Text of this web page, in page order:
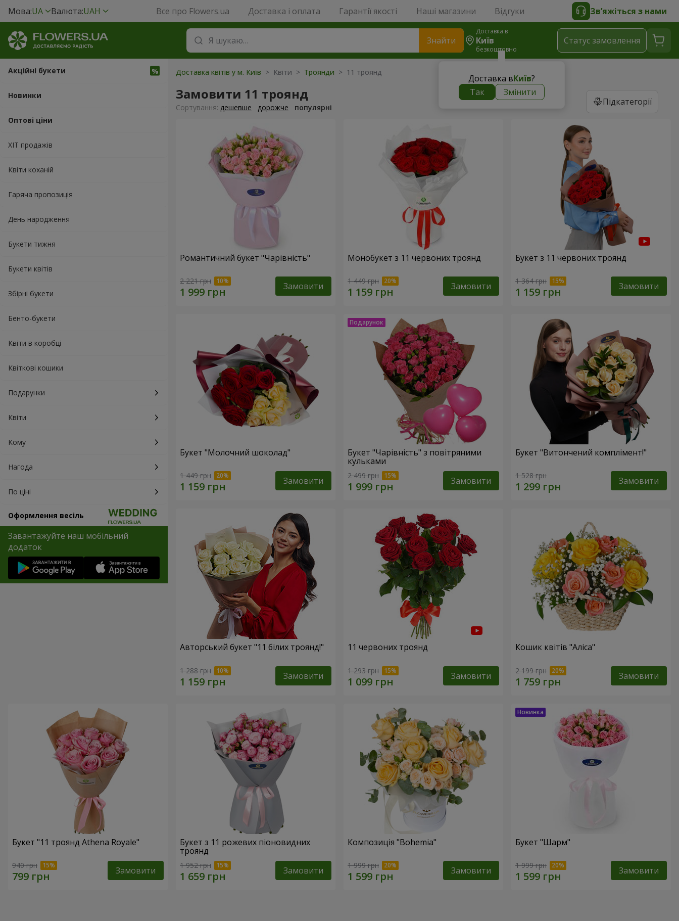
Мова:UA Валюта:UAH Все про Flowers.ua Доставка і оплата Гарантії якості Наші магазини Відгуки Зв’яжіться з нами
Знайти
Доставка в
Київ
безкоштовно
Доставка вКиїв?
Так
Змінити
Статус замовлення
Акційні букети
Новинки
Оптові ціни
ХІТ продажів
Квіти коханій
Гаряча пропозиція
День народження
Букети тижня
Букети квітів
Збірні букети
Бенто-букети
Квіти в коробці
Квіткові кошики
Подарунки
Квіти
Кому
Нагода
По ціні
Оформлення весіль
Завантажуйте наш мобільний
додаток
Доставка квітів у м. Київ > Квіти > Троянди > 11 троянд
Замовити 11 троянд Підкатегорії
Сортування: дешевше дорожче популярні
Романтичний букет "Чарівність"
2 221 грн Замовити
Монобукет з 11 червоних троянд
1 449 грн Замовити
Букет з 11 червоних троянд
1 364 грн Замовити
Букет "Молочний шоколад"
1 449 грн Замовити
Букет "Чарівність" з повітряними
кульками
2 499 грн Замовити
Букет "Витончений комплімент!"
1 528 грн Замовити
Авторський букет "11 білих троянд!"
1 288 грн Замовити
11 червоних троянд
1 293 грн Замовити
Кошик квітів "Аліса"
2 199 грн Замовити
Букет "11 троянд Athena Royale"
940 грн Замовити
Букет з 11 рожевих піоновидних
троянд
1 952 грн Замовити
Композиція "Bohemia"
1 999 грн Замовити
Букет "Шарм"
1 999 грн Замовити